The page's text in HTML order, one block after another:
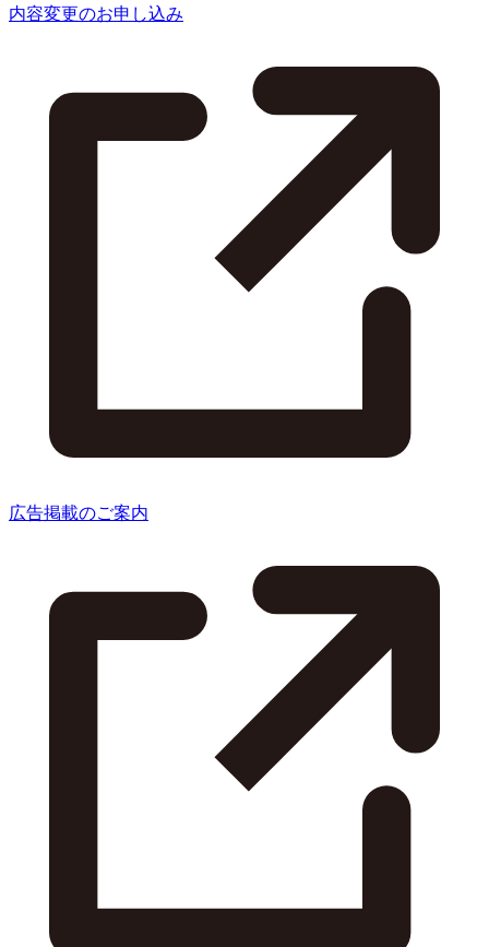
内容変更のお申し込み
広告掲載のご案内